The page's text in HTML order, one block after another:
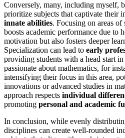
Conversely, many, including myself,
prioritize subjects that captivate their
innate abilities. Focusing on areas
boosts academic performance due to
motivation but also fosters deeper
Specialization can lead to early
providing students with a head start
passionate about mathematics, for
intensifying their focus in this area,
innovations or advanced studies in
approach respects individual
promoting personal and academic
In conclusion, while evenly
disciplines can create well-rounded